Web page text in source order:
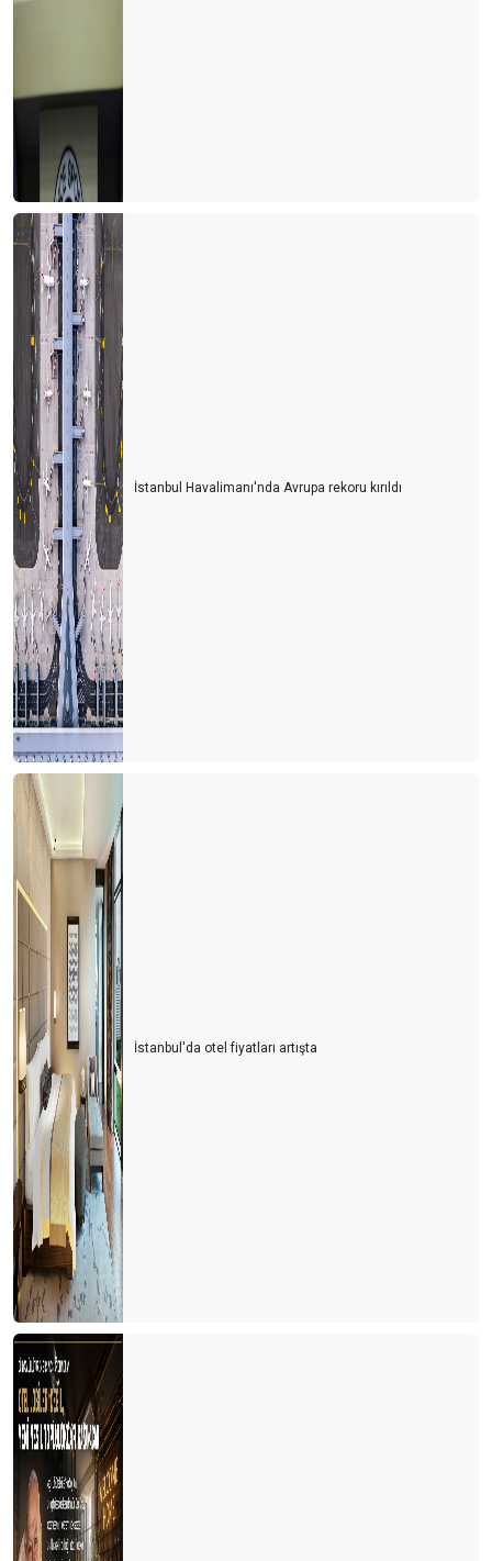
İstanbul Havalimanı'nda Avrupa rekoru kırıldı
İstanbul'da otel fiyatları artışta